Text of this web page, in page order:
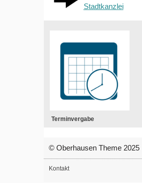
Stadtkanzlei
Terminvergabe
© Oberhausen Theme 2025
Kontakt